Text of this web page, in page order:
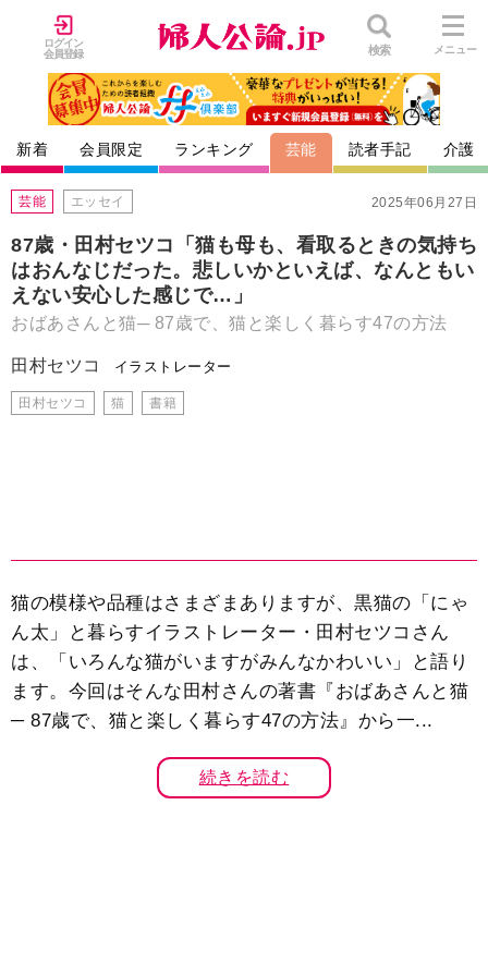
ログイン
会員登録
検索 メニュー
新着 会員限定 ランキング 芸能 読者手記 介護
2025年06月27日
芸能 エッセイ
87歳・田村セツコ「猫も母も、看取るときの気持ち
はおんなじだった。悲しいかといえば、なんともい
えない安心した感じで…」
おばあさんと猫─ 87歳で、猫と楽しく暮らす47の方法
田村セツコ イラストレーター
田村セツコ 猫 書籍
猫の模様や品種はさまざまありますが、黒猫の「にゃ
ん太」と暮らすイラストレーター・田村セツコさん
は、「いろんな猫がいますがみんなかわいい」と語り
ます。今回はそんな田村さんの著書『おばあさんと猫
─ 87歳で、猫と楽しく暮らす47の方法』から一...
続きを読む